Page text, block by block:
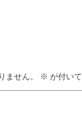
ません。 ※ が付い